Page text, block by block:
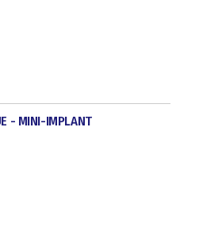
- MINI-IMPLANT